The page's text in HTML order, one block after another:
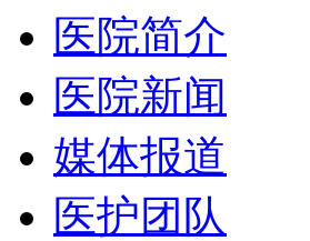
医院简介
医院新闻
媒体报道
医护团队